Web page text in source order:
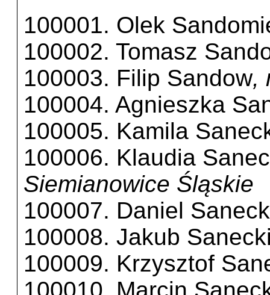
100001. Olek
100002. Tomasz
100003. Filip Sandow,
100004. Agnieszka
100005. Kamila
100006. Klaudia
Siemianowice Śląskie
100007. Daniel
100008. Jakub
100009. Krzysztof
100010. Marcin